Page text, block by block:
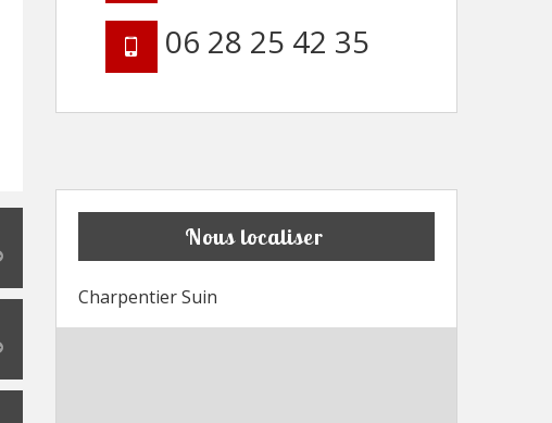
06 28 25 42 35
Nous localiser
Charpentier Suin